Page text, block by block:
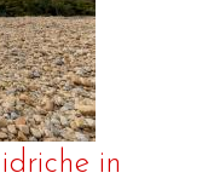
in